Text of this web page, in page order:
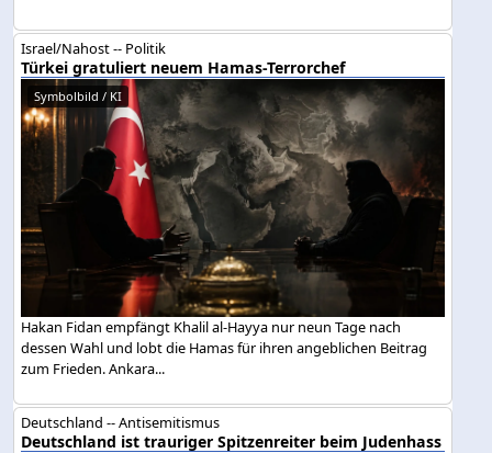
Israel/Nahost -- Politik
Türkei gratuliert neuem Hamas-Terrorchef
Symbolbild / KI
Hakan Fidan empfängt Khalil al-Hayya nur neun Tage nach
dessen Wahl und lobt die Hamas für ihren angeblichen Beitrag
zum Frieden. Ankara...
Deutschland -- Antisemitismus
Deutschland ist trauriger Spitzenreiter beim Judenhass